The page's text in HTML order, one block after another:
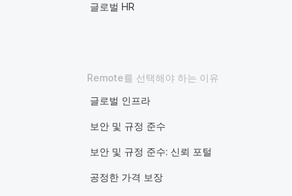
글로벌 HR
Remote를 선택해야 하는 이유
글로벌 인프라
보안 및 규정 준수
보안 및 규정 준수: 신뢰 포털
공정한 가격 보장